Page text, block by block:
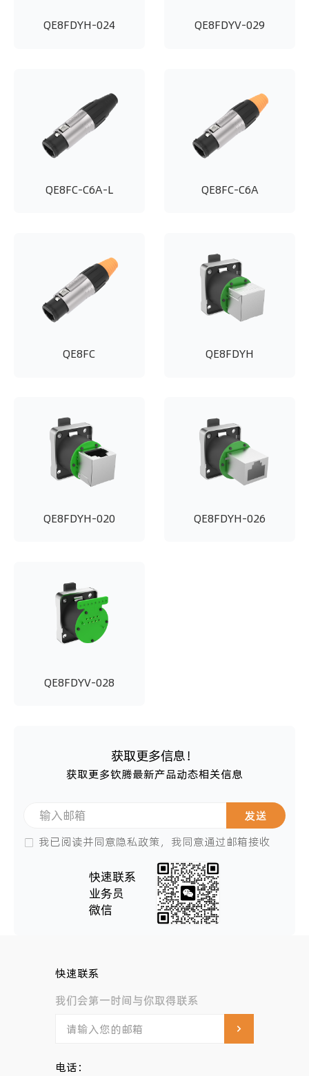
QE8FDYH-024 QE8FDYV-029
QE8FC-C6A-L QE8FC-C6A
QE8FC QE8FDYH
QE8FDYH-020 QE8FDYH-026
QE8FDYV-028
获取更多信息！
获取更多钦腾最新产品动态相关信息
我已阅读并同意隐私政策，我同意通过邮箱接收
快速联系
业务员
微信
快速联系
我们会第一时间与你取得联系
电话：